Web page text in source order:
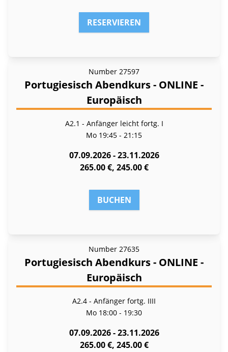
RESERVIEREN
Number 27597
Portugiesisch Abendkurs - ONLINE -
Europäisch
A2.1 - Anfänger leicht fortg. I
Mo 19:45 - 21:15
07.09.2026 - 23.11.2026
265.00 €, 245.00 €
BUCHEN
Number 27635
Portugiesisch Abendkurs - ONLINE -
Europäisch
A2.4 - Anfänger fortg. IIII
Mo 18:00 - 19:30
07.09.2026 - 23.11.2026
265.00 €, 245.00 €